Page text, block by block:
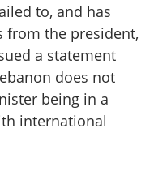
to, and has
from the president,
a statement
does not
being in a
international